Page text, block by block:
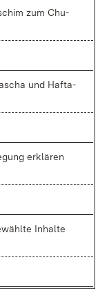
zum Chu­
und Haft­a­
er­klä­ren
In­hal­te